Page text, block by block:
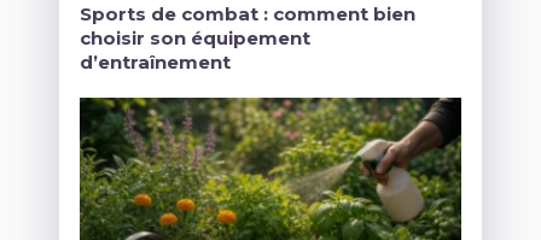
Sports de combat : comment bien
choisir son équipement
d’entraînement